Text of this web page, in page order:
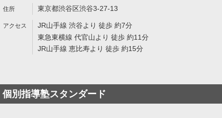
東京都渋谷区渋谷3-27-13
JR山手線 渋谷より 徒歩 約7分
東急東横線 代官山より 徒歩 約11分
JR山手線 恵比寿より 徒歩 約15分
個別指導塾スタンダード